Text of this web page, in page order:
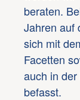
beraten.
Jahren auf
sich mit
Facetten
auch in
befasst.